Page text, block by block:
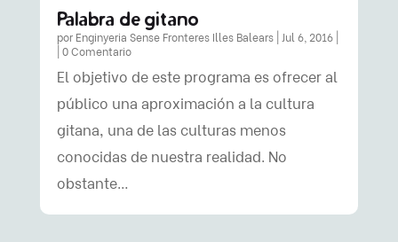
Palabra de gitano
por Enginyeria Sense Fronteres Illes Balears| Jul 6, 2016|
| 0 Comentario
El objetivo de este programa es ofrecer al
público una aproximación a la cultura
gitana, una de las culturas menos
conocidas de nuestra realidad. No
obstante…